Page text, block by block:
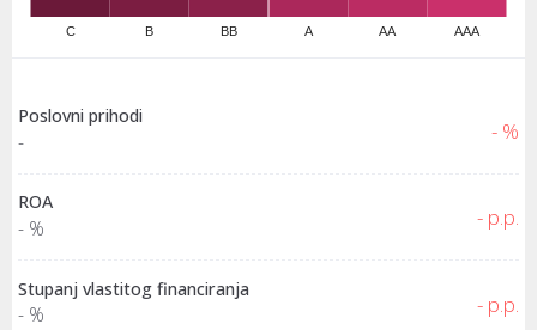
C B BB A AA AAA
Poslovni prihodi
- - %
ROA
- % - p.p.
Stupanj vlastitog financiranja
- % - p.p.